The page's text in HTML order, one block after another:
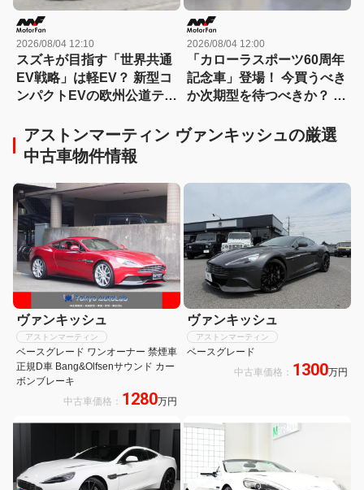
2026/08/04 12:10
スズキが目指す「世界共通
EV戦略」は軽EV？ 新型コ
ンパクトEVの欧州公道テス
2026/08/04 12:00
「カローラスポーツ60周年
記念車」登場！ 今買うべき
か次期型を待つべきか？ ハ
アストンマーティン ヴァンキッシュの厳選
中古車物件情報
ヴァンキッシュ
アストンマーティン
ベースグレード ワンオーナー 禁煙車
正規D車 Bang&Olfsenサウンド カー
ボンブレーキ
中古車価格： 1280万円
ヴァンキッシュ
アストンマーティン
ベースグレード
中古車価格： 1300万円